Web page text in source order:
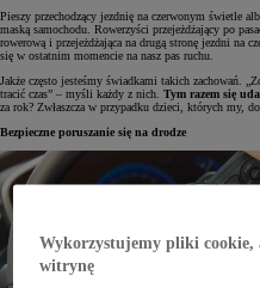
Pieszy przechodzący jezdnię na czerwonym świetle
maską samochodu. Rowerzyści przejeżdżający po
rowerową i przejeżdżająca na drugą stronę jezdni na
się w ostatnim momencie na nasz pas ruchu.
Jakże często jesteśmy świadkami takich zachowań.
tracić czas” – myśli każdy z nich. Tym razem się
za rok? Zwłaszcza w przypadku dzieci, których my,
Bezpieczne poruszanie się na drodze
Wykorzystujemy pliki cookie,
witrynę